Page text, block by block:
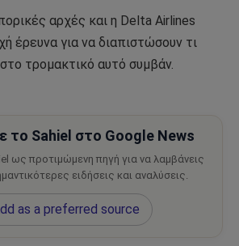
αρχές και η Delta Airlines
έρευνα για να διαπιστώσουν τι
τρομακτικό αυτό συμβάν.
το Sahiel στο Google News
ως προτιμώμενη πηγή για να λαμβάνεις
ειδήσεις και αναλύσεις.
as a preferred source